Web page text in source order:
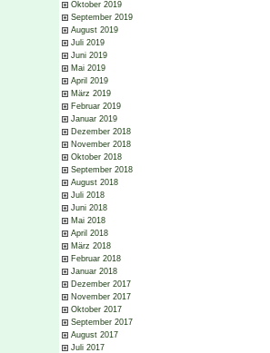
Oktober 2019
September 2019
August 2019
Juli 2019
Juni 2019
Mai 2019
April 2019
März 2019
Februar 2019
Januar 2019
Dezember 2018
November 2018
Oktober 2018
September 2018
August 2018
Juli 2018
Juni 2018
Mai 2018
April 2018
März 2018
Februar 2018
Januar 2018
Dezember 2017
November 2017
Oktober 2017
September 2017
August 2017
Juli 2017